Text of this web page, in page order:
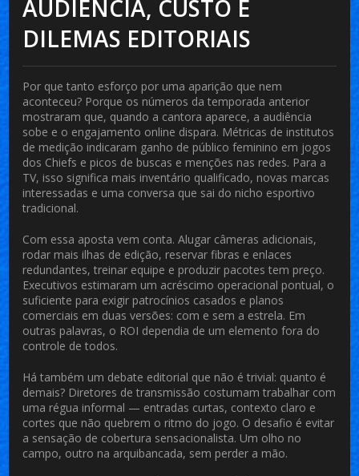
AUDIÊNCIA, CUSTO E
DILEMAS EDITORIAIS
Por que tanto esforço por uma aparição que nem
aconteceu? Porque os números da temporada anterior
mostraram que, quando a cantora aparece, a audiência
sobe e o engajamento online dispara. Métricas de institutos
de medição indicaram ganho de público feminino em jogos
dos Chiefs e picos de buscas e menções nas redes. Para a
TV, isso significa mais inventário qualificado, novas marcas
interessadas e uma conversa que sai do nicho esportivo
tradicional.
Com essa aposta vem conta. Alugar câmeras adicionais,
rodar mais ilhas de edição, reservar fibras e enlaces
redundantes, treinar equipe e produzir pacotes tem preço.
Executivos estimaram um acréscimo operacional pontual, o
suficiente para exigir patrocínios casados e planos
comerciais em duas versões: com e sem a estrela. Em
outras palavras, o ROI dependia de um elemento fora do
controle de todos.
Há também um debate editorial que não é trivial: quanto é
demais? Diretores de transmissão costumam trabalhar com
uma régua informal — entradas curtas, contexto claro e
cortes que não quebrem o ritmo do jogo. O desafio é evitar
a sensação de cobertura sensacionalista. Um olho no
campo, outro na arquibancada, sem perder a mão.